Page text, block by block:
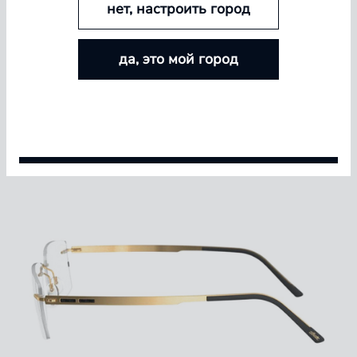
БОЛЬШЕ ЛИНЗ — БОЛЬШЕ СКИДКА
Покупайте контактные линзы Airway и увеличивайте
размер скидки — от 5% до 15%
нет, настроить город
да, это мой город